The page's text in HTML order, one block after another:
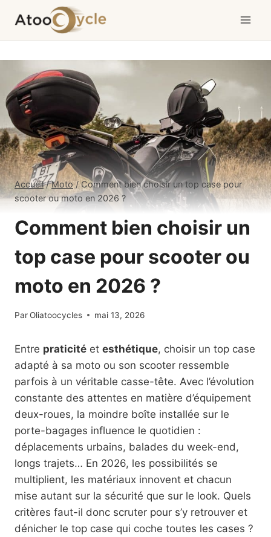
contenu
Accueil / Moto / Comment bien choisir un top case pour
scooter ou moto en 2026 ?
Comment bien choisir un
top case pour scooter ou
moto en 2026 ?
ParOliatoocycles mai 13, 2026
Entre praticité et esthétique, choisir un top case
adapté à sa moto ou son scooter ressemble
parfois à un véritable casse-tête. Avec l’évolution
constante des attentes en matière d’équipement
deux-roues, la moindre boîte installée sur le
porte-bagages influence le quotidien :
déplacements urbains, balades du week-end,
longs trajets… En 2026, les possibilités se
multiplient, les matériaux innovent et chacun
mise autant sur la sécurité que sur le look. Quels
critères faut-il donc scruter pour s’y retrouver et
dénicher le top case qui coche toutes les cases ?